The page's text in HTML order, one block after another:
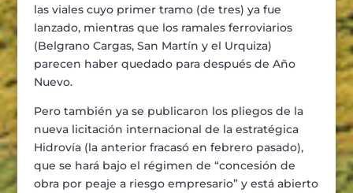
las viales cuyo primer tramo (de tres) ya fue
lanzado, mientras que los ramales ferroviarios
(Belgrano Cargas, San Martín y el Urquiza)
parecen haber quedado para después de Año
Nuevo.
Pero también ya se publicaron los pliegos de la
nueva licitación internacional de la estratégica
Hidrovía (la anterior fracasó en febrero pasado),
que se hará bajo el régimen de “concesión de
obra por peaje a riesgo empresario” y está abierto